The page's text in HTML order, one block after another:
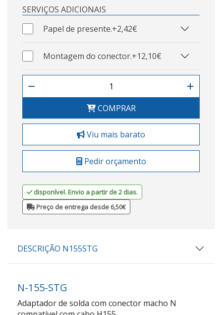
SERVIÇOS ADICIONAIS
Papel de presente.+2,42€
Montagem do conector.+12,10€
COMPRAR
Viu mais barato
Pedir orçamento
disponível. Envio a partir de 2 dias.
Preço de entrega desde 6,50€
DESCRIÇÃO N155STG
N-155-STG
Adaptador de solda com conector macho N